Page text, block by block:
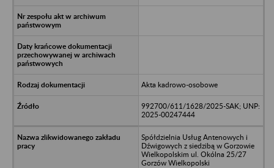
Akta kadrowo-osobowe
992700/611/1628/2025-SAK; UNP:
2025-00247444
Spółdzielnia Usług Antenowych i
Dźwigowych z siedzibą w Gorzowie
Wielkopolskim ul. Okólna 25/27
Gorzów Wielkopolski